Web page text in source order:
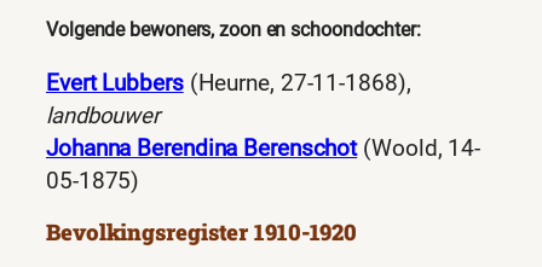
Volgende bewoners, zoon en schoondochter:
Evert Lubbers(Heurne, 27-11-1868),
landbouwer
Johanna Berendina Berenschot(Woold, 14-
05-1875)
Bevolkingsregister 1910-1920